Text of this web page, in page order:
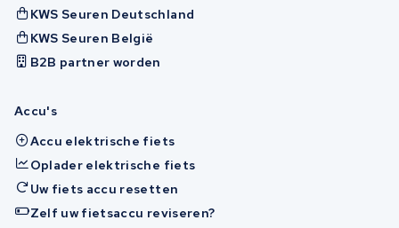
KWS Seuren Deutschland
KWS Seuren België
B2B partner worden
Accu's
Accu elektrische fiets
Oplader elektrische fiets
Uw fiets accu resetten
Zelf uw fietsaccu reviseren?